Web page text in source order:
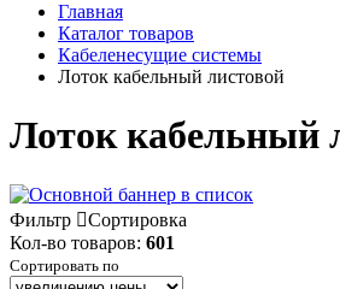
Главная
Каталог товаров
Кабеленесущие системы
Лоток кабельный листовой
Лоток кабельный
Фильтр
Сортировка
Кол-во товаров: 601
Сортировать по